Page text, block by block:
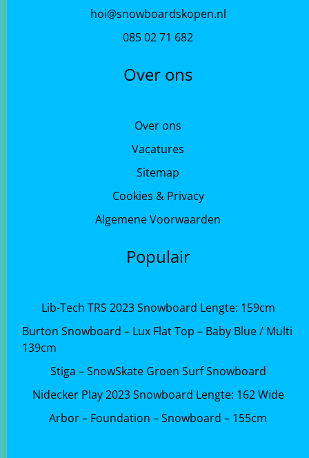
hoi@snowboardskopen.nl
085 02 71 682
Over ons
Over ons
Vacatures
Sitemap
Cookies & Privacy
Algemene Voorwaarden
Populair
Lib-Tech TRS 2023 Snowboard Lengte: 159cm
Burton Snowboard – Lux Flat Top – Baby Blue / Multi
139cm
Stiga – SnowSkate Groen Surf Snowboard
Nidecker Play 2023 Snowboard Lengte: 162 Wide
Arbor – Foundation – Snowboard – 155cm